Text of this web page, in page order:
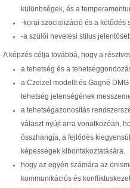
különbségek, és a
-korai szocializáció és a kötődés
-a szülői nevelési stílus
A képzés célja továbbá, hogy a
a tehetség és a
a Czeizel modellt és Gagné
tehetség jelenségének
a tehetségazonosítás
választ nyújt arra vonatkozóan,
összhangja, a fejlődés
képességek kibontakoztatására.
hogy az egyén számára az
kommunikációs és